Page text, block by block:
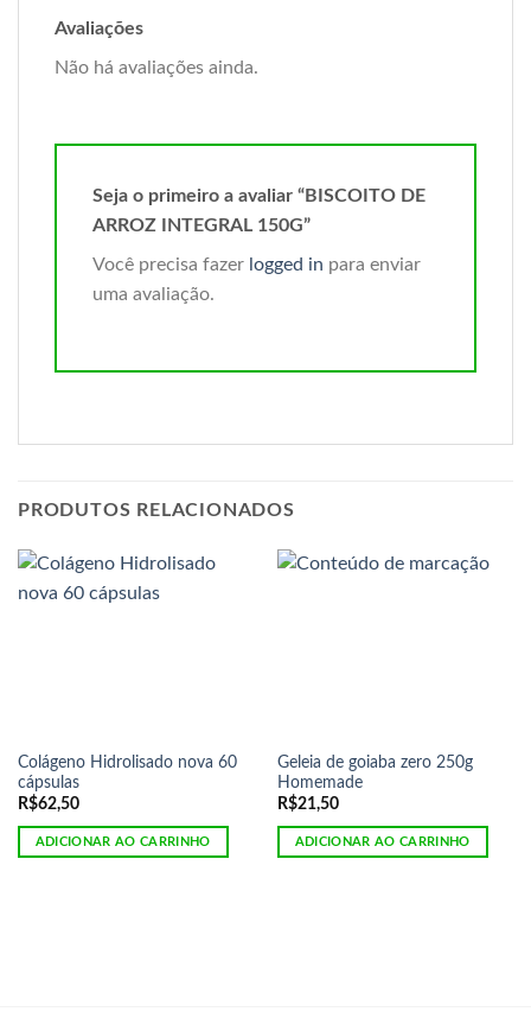
Avaliações
Não há avaliações ainda.
Seja o primeiro a avaliar “BISCOITO DE
ARROZ INTEGRAL 150G”
Você precisa fazer logged in para enviar
uma avaliação.
PRODUTOS RELACIONADOS
Colágeno Hidrolisado nova 60
cápsulas
R$62,50
ADICIONAR AO CARRINHO
Geleia de goiaba zero 250g
Homemade
R$21,50
ADICIONAR AO CARRINHO